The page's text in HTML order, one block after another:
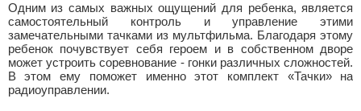
Одним из самых важных ощущений для ребенка, является
самостоятельный контроль и управление этими
замечательными тачками из мультфильма. Благодаря этому
ребенок почувствует себя героем и в собственном дворе
может устроить соревнование - гонки различных сложностей.
В этом ему поможет именно этот комплект «Тачки» на
радиоуправлении.